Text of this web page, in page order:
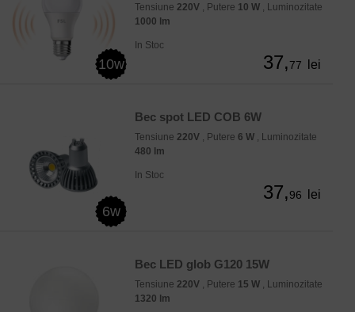
10w
Tensiune 220V , Putere 10 W , Luminozitate
1000 lm
In Stoc
37,77 lei
6w
Bec spot LED COB 6W
Tensiune 220V , Putere 6 W , Luminozitate
480 lm
In Stoc
37,96 lei
Bec LED glob G120 15W
Tensiune 220V , Putere 15 W , Luminozitate
1320 lm